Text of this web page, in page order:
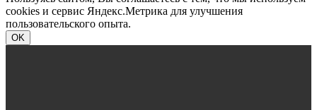
cookies и сервис Яндекс.Метрика для улучшения
пользовательского опыта.
OK